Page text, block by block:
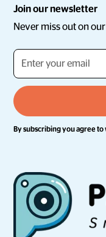
Join our newsletter
Never miss out on
By subscribing you agree